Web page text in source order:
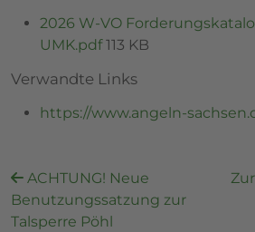
2026 W-VO
UMK.pdf113 KB
Verwandte Links
https://www.angeln-
ACHTUNG! Neue
Benutzungssatzung zur
Talsperre Pöhl